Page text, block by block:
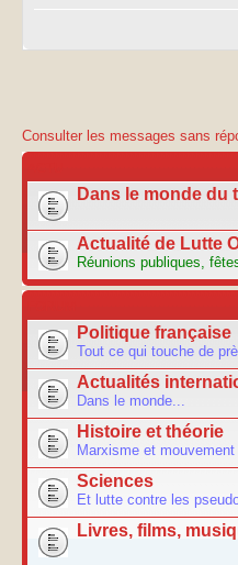
Consulter les messages sans
Dans le monde du
Actualité de Lutte
Réunions publiques,
Politique française
Tout ce qui touche de
Actualités
Dans le monde...
Histoire et théorie
Marxisme et mouvement
Sciences
Et lutte contre les
Livres, films,